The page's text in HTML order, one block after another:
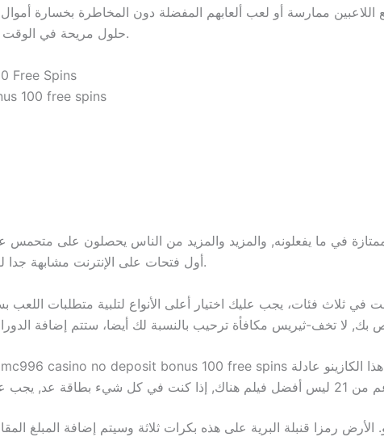
ممارسة أو لعب ألعابهم المفضلة دون المخاطرة بخسارة
حلول مريحة في الوقت المناسب لتسهيل العملية المصرفية لمستخدميها.
Free Spins
100 free spins
ممتازة في ما يفعلونه, والمزيد والمزيد من الناس يحصلون على
أول فتحات على الإنترنت مشابهة جدا لفتحات الطوب وقذائف الهاون من حيث التصميم.
في ثلاث فئات، يجب عليك اختيار أعلى الأنواع لتلبية متطلبات
الأرض رمزا قنبلة البرية على هذه بكرات ثلاثة وسيتم إضافة المبلغ